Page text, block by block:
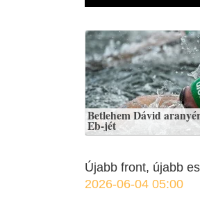
Betlehem Dávid
Eb-jét
Újabb front, újabb
2026-06-04 05:00